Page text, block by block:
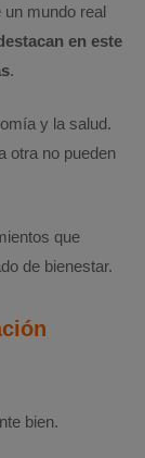
mundo real
en este
.
y la salud.
otra no pueden
que
de bienestar.
bien.